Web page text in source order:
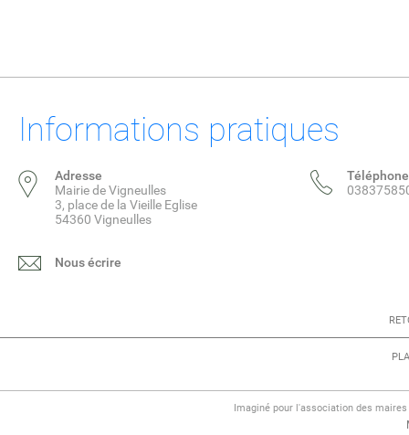
Informations pratiques
Adresse
Mairie de Vigneulles
3, place de la Vieille Eglise
54360 Vigneulles
Nous écrire
Téléphone
Imaginé pour l'association des